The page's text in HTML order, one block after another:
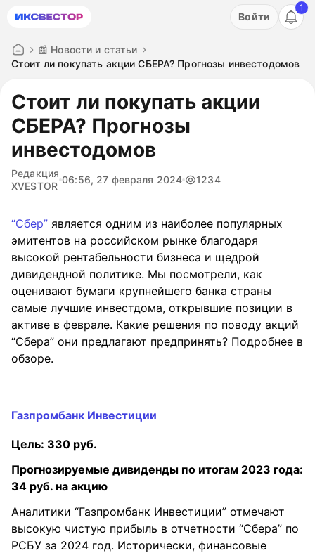
Акция: бесплатный пробный период на 3 дня!
Войти
1
📰 Новости и статьи
Стоит ли покупать акции СБЕРА? Прогнозы инвестодомов
Стоит ли покупать акции
СБЕРА? Прогнозы
инвестодомов
Редакция
XVESTOR
06:56, 27 февраля 2024 1234
“Сбер” является одним из наиболее популярных
эмитентов на российском рынке благодаря
высокой рентабельности бизнеса и щедрой
дивидендной политике. Мы посмотрели, как
оценивают бумаги крупнейшего банка страны
самые лучшие инвестдома, открывшие позиции в
активе в феврале. Какие решения по поводу акций
“Сбера” они предлагают предпринять? Подробнее в
обзоре.
Газпромбанк Инвестиции
Цель: 330 руб.
Прогнозируемые дивиденды по итогам 2023 года:
34 руб. на акцию
Аналитики “Газпромбанк Инвестиции” отмечают
высокую чистую прибыль в отчетности “Сбера” по
РСБУ за 2024 год. Исторически, финансовые